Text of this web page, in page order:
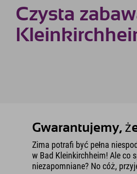
Czysta
Gwarantujemy,
Zima potrafi być pełna
w Bad Kleinkirchheim! Ale co
niezapomniane? No cóż,